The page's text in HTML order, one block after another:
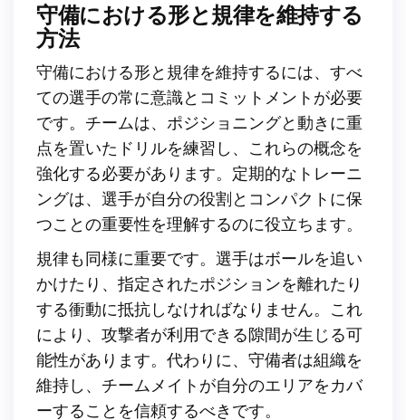
守備における形と規律を維持する
方法
守備における形と規律を維持するには、すべ
ての選手の常に意識とコミットメントが必要
です。チームは、ポジショニングと動きに重
点を置いたドリルを練習し、これらの概念を
強化する必要があります。定期的なトレーニ
ングは、選手が自分の役割とコンパクトに保
つことの重要性を理解するのに役立ちます。
規律も同様に重要です。選手はボールを追い
かけたり、指定されたポジションを離れたり
する衝動に抵抗しなければなりません。これ
により、攻撃者が利用できる隙間が生じる可
能性があります。代わりに、守備者は組織を
維持し、チームメイトが自分のエリアをカバ
ーすることを信頼するべきです。